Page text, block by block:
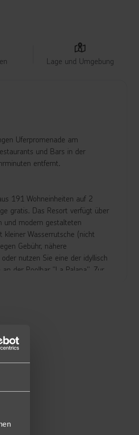
Lage und Umgebung
Uferpromenade am
und Bars in der
entfernt.
191 Wohneinheiten auf 2
gratis. Das Resort verfügt über
und modern gestalteten
Wasserrutsche (nicht
Gebühr, nähere
nutzen Sie eine der idyllisch
der Poolbar "La Palapa". Zur
TV, sowie einen möblierten
im gebuchten Zimmer zur
(J1A).
Appartements ca. 47m² groß
mit Klimaanlage in Wohn-
(A12).